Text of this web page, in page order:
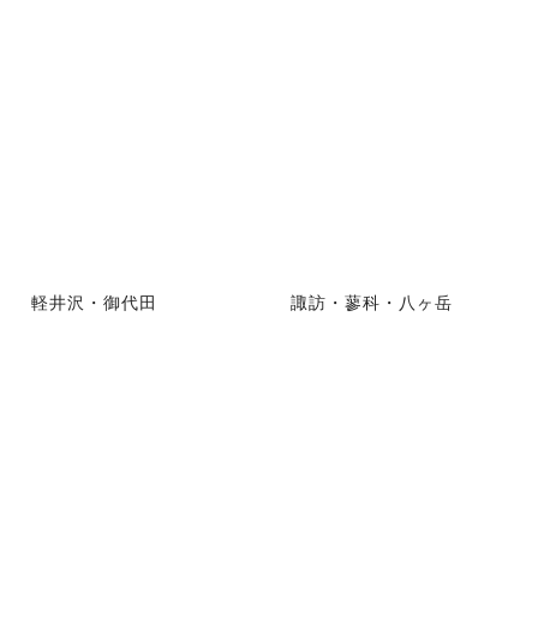
軽井沢・御代田 諏訪・蓼科・八ヶ岳